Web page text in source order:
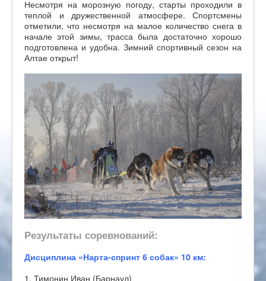
Несмотря на морозную погоду, старты проходили в
теплой и дружественной атмосфере. Спортсмены
отметили, что несмотря на малое количество снега в
начале этой зимы, трасса была достаточно хорошо
подготовлена и удобна. Зимний спортивный сезон на
Алтае открыт!
Результаты соревнований:
Дисциплина «Нарта-спринт 6 собак» 10 км:
1. Тимонин Иван (Барнаул)